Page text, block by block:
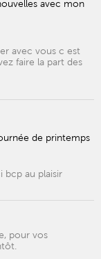
avec mon
avec vous c est
faire la part des
de printemps
bcp au plaisir
pour vos